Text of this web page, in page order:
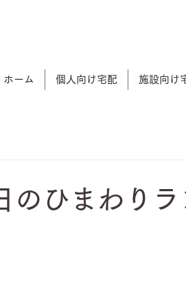
ホーム 個人向け宅配 施設向け
ひまわりラ